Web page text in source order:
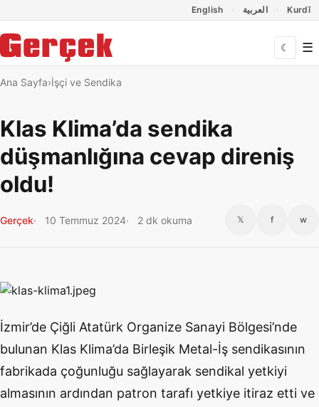
English العربية Kurdî
☾ ☰
Ana Sayfa İşçi ve Sendika
Klas Klima’da sendika
düşmanlığına cevap direniş
oldu!
Gerçek 10 Temmuz 2024 2 dk okuma 𝕏 f w
İzmir’de Çiğli Atatürk Organize Sanayi Bölgesi’nde
bulunan Klas Klima’da Birleşik Metal-İş sendikasının
fabrikada çoğunluğu sağlayarak sendikal yetkiyi
almasının ardından patron tarafı yetkiye itiraz etti ve